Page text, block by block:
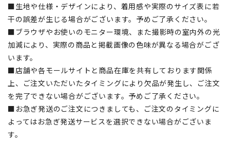
■生地や仕様・デザインにより、着用感や実際のサイズ表に若
干の誤差が生じる場合がございます。予めご了承ください。
■ブラウザやお使いのモニター環境、また撮影時の室内外の光
加減により、実際の商品と掲載画像の色味が異なる場合がござ
います。
■店舗や各モールサイトと商品在庫を共有しております関係
上、ご注文いただいたタイミングにより欠品が発生し、ご注文
を完了できない場合がございます。予めご了承ください。
■お急ぎ発送のご注文につきましても、ご注文のタイミングに
よってはお急ぎ発送サービスを選択できない場合がございま
す。